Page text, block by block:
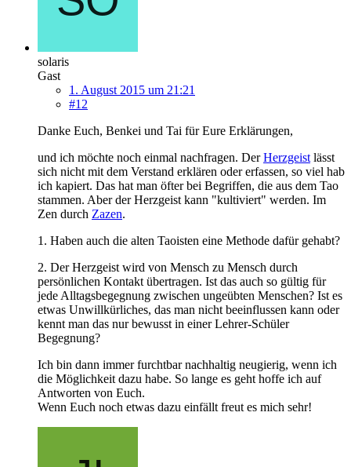
solaris
Gast
1. August 2015 um 21:21
#12
Danke Euch, Benkei und Tai für Eure Erklärungen,
und ich möchte noch einmal nachfragen. DerHerzgeist lässt
sich nicht mit dem Verstand erklären oder erfassen, so viel hab
ich kapiert. Das hat man öfter bei Begriffen, die aus dem Tao
stammen. Aber der Herzgeist kann "kultiviert" werden. Im
Zen durch Zazen.
1. Haben auch die alten Taoisten eine Methode dafür gehabt?
2. Der Herzgeist wird von Mensch zu Mensch durch
persönlichen Kontakt übertragen. Ist das auch so gültig für
jede Alltagsbegegnung zwischen ungeübten Menschen? Ist es
etwas Unwillkürliches, das man nicht beeinflussen kann oder
kennt man das nur bewusst in einer Lehrer-Schüler
Begegnung?
Ich bin dann immer furchtbar nachhaltig neugierig, wenn ich
die Möglichkeit dazu habe. So lange es geht hoffe ich auf
Antworten von Euch.
Wenn Euch noch etwas dazu einfällt freut es mich sehr!